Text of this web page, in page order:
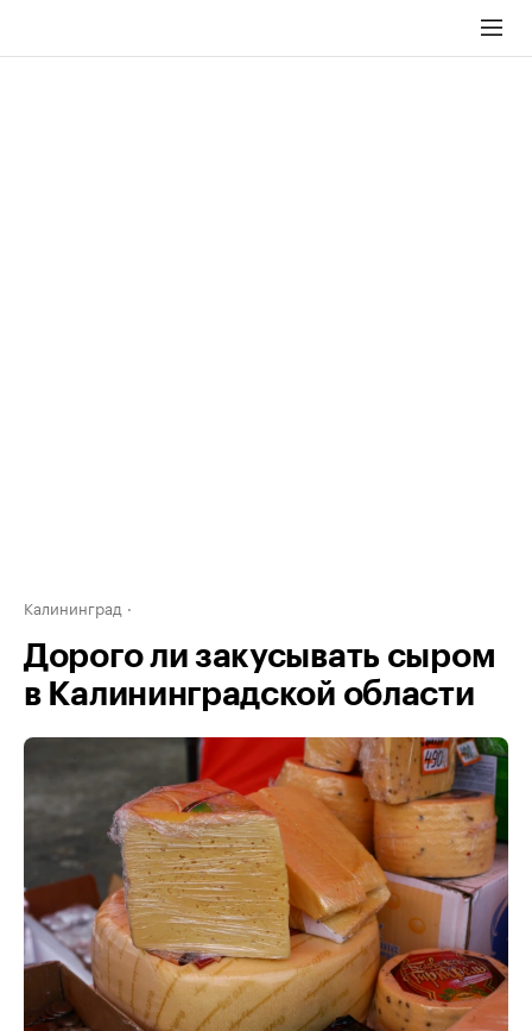
Калининград
Дорого ли закусывать сыром
в Калининградской области